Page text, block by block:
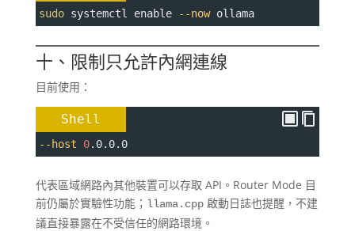
sudo systemctl enable --now ollama
十、限制只允許內網連線
目前使用：
Shell
--host 0.0.0.0
代表區域網路內其他裝置可以存取 API。Router Mode 目
前仍屬於實驗性功能； llama.cpp啟動日誌也提醒，不建
議直接暴露在不受信任的網路環境。